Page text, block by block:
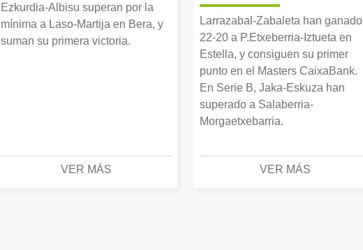
Ezkurdia-Albisu superan por la
mínima a Laso-Martija en Bera, y
suman su primera victoria.
VER MÁS
Larrazabal-Zabaleta han ganado
22-20 a P.Etxeberria-Iztueta en
Estella, y consiguen su primer
punto en el Masters CaixaBank.
En Serie B, Jaka-Eskuza han
superado a Salaberria-
Morgaetxebarria.
VER MÁS